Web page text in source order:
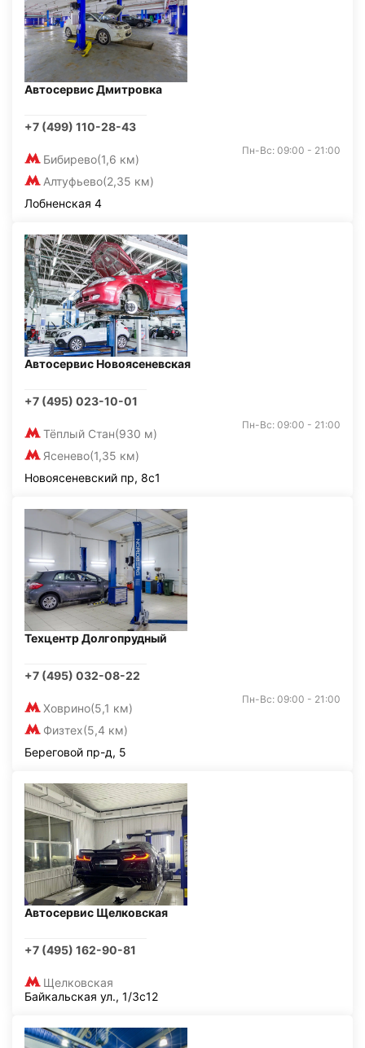
Автосервис Дмитровка
+7 (499) 110-28-43
Бибирево(1,6 км)
Алтуфьево(2,35 км)
Пн-Вс: 09:00 - 21:00
Лобненская 4
Автосервис Новоясеневская
+7 (495) 023-10-01
Тёплый Стан(930 м)
Ясенево(1,35 км)
Пн-Вс: 09:00 - 21:00
Новоясеневский пр, 8с1
Техцентр Долгопрудный
+7 (495) 032-08-22
Ховрино(5,1 км)
Физтех(5,4 км)
Пн-Вс: 09:00 - 21:00
Береговой пр-д, 5
Автосервис Щелковская
+7 (495) 162-90-81
Щелковская
Байкальская ул., 1/3с12